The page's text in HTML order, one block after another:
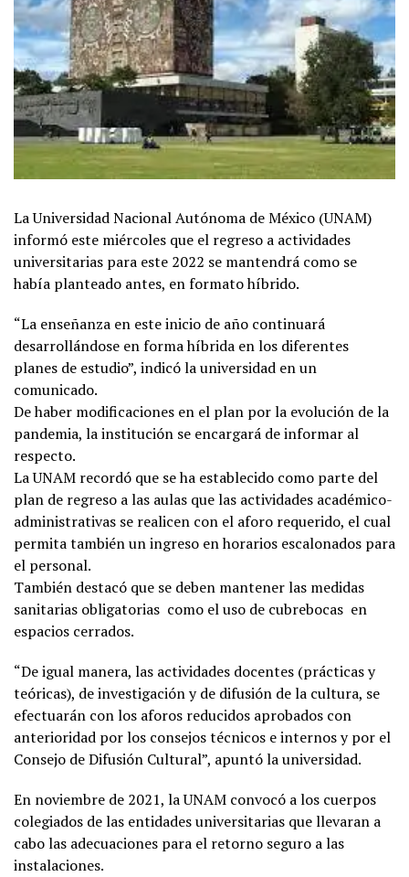
La Universidad Nacional Autónoma de México (UNAM)
informó este miércoles que el regreso a actividades
universitarias para este 2022 se mantendrá como se
había planteado antes, en formato híbrido.
“La enseñanza en este inicio de año continuará
desarrollándose en forma híbrida en los diferentes
planes de estudio”, indicó la universidad en un
comunicado.
De haber modificaciones en el plan por la evolución de la
pandemia, la institución se encargará de informar al
respecto.
La UNAM recordó que se ha establecido como parte del
plan de regreso a las aulas que las actividades académico-
administrativas se realicen con el aforo requerido, el cual
permita también un ingreso en horarios escalonados para
el personal.
También destacó que se deben mantener las medidas
sanitarias obligatorias como el uso de cubrebocas en
espacios cerrados.
“De igual manera, las actividades docentes (prácticas y
teóricas), de investigación y de difusión de la cultura, se
efectuarán con los aforos reducidos aprobados con
anterioridad por los consejos técnicos e internos y por el
Consejo de Difusión Cultural”, apuntó la universidad.
En noviembre de 2021, la UNAM convocó a los cuerpos
colegiados de las entidades universitarias que llevaran a
cabo las adecuaciones para el retorno seguro a las
instalaciones.